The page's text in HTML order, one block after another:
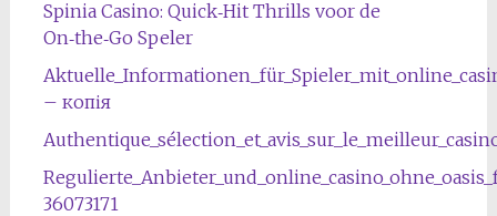
Spinia Casino: Quick‑Hit Thrills voor de
On‑the‑Go Speler
– копія
36073171